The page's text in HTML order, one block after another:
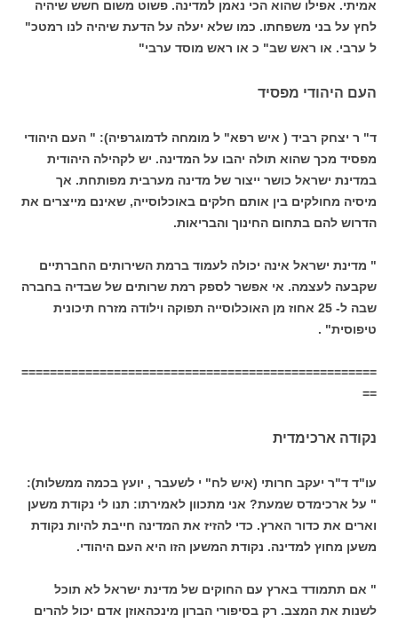
אמיתי. אפילו שהוא הכי נאמן למדינה. פשוט משום חשש שיהיה
לחץ על בני משפחתו. כמו שלא יעלה על הדעת שיהיה לנו רמטכ"
ל ערבי. או ראש שב" כ או ראש מוסד ערבי"
העם היהודי מפסיד
ד" ר יצחק רביד ( איש רפא" ל מומחה לדמוגרפיה): " העם היהודי
מפסיד מכך שהוא תולה יהבו על המדינה. יש לקהילה היהודית
במדינת ישראל כושר ייצור של מדינה מערבית מפותחת. אך
מיסיה מחולקים בין אותם חלקים באוכלוסייה, שאינם מייצרים את
הדרוש להם בתחום החינוך והבריאות.
" מדינת ישראל אינה יכולה לעמוד ברמת השירותים החברתיים
שקבעה לעצמה. אי אפשר לספק רמת שרותים של שבדיה בחברה
שבה ל- 25 אחוז מן האוכלוסייה תפוקה וילודה מזרח תיכונית
טיפוסית" .
==================================================
==
נקודה ארכימדית
עו"ד ד"ר יעקב חרותי (איש לח" י לשעבר , יועץ בכמה ממשלות):
" על ארכימדס שמעת? אני מתכוון לאמירתו: תנו לי נקודת משען
וארים את כדור הארץ. כדי להזיז את המדינה חייבת להיות נקודת
משען מחוץ למדינה. נקודת המשען הזו היא העם היהודי.
" אם תתמודד בארץ עם החוקים של מדינת ישראל לא תוכל
לשנות את המצב. רק בסיפורי הברון מינכהאוזן אדם יכול להרים